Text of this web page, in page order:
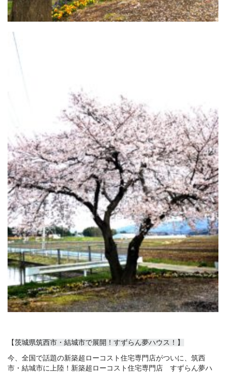
【茨城県筑西市・結城市で展開！すずらん夢ハウス！】
今、全国で話題の新築超ローコスト住宅専門店がついに、筑西
市・結城市に上陸！新築超ローコスト住宅専門店 すずらん夢ハ